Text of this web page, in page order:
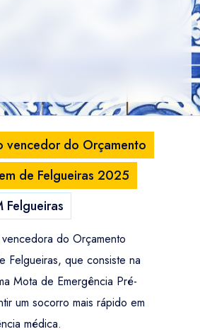
vencedor do Orçamento
de Felgueiras 2025
Felgueiras
do Orçamento
Felgueiras, que consiste na
Mota de Emergência Pré-
um socorro mais rápido em
médica.